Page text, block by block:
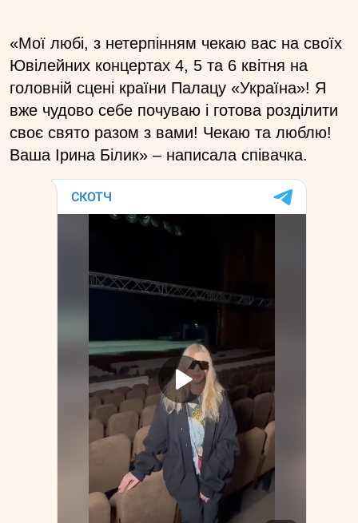
«Мої любі, з нетерпінням чекаю вас на своїх
Ювілейних концертах 4, 5 та 6 квітня на
головній сцені країни Палацу «Україна»! Я
вже чудово себе почуваю і готова розділити
своє свято разом з вами! Чекаю та люблю!
Ваша Ірина Білик» – написала співачка.